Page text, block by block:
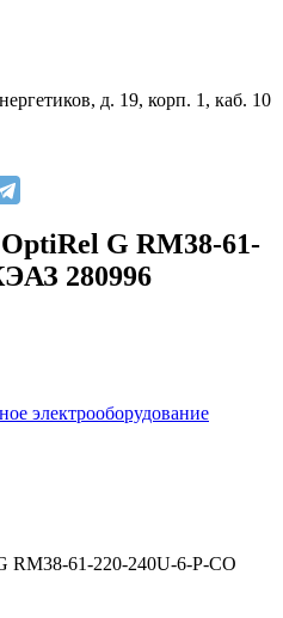
д. 19, корп. 1, каб. 10
G RM38-61-
280996
электрооборудование
RM38-61-220-240U-6-P-CO